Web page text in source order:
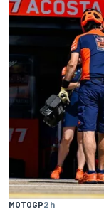
MOTOGP2 h